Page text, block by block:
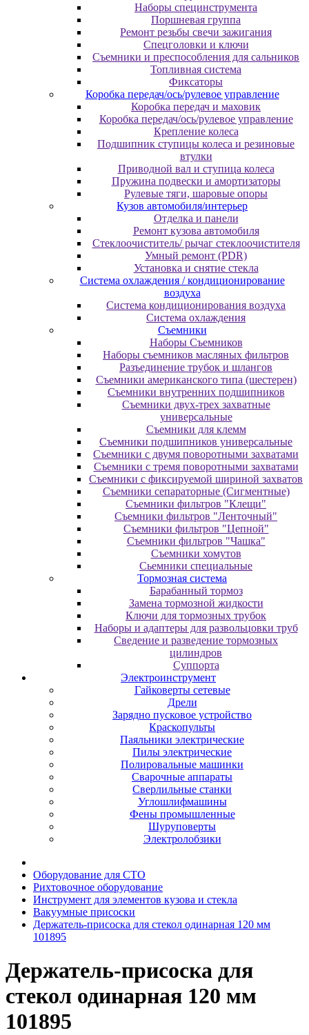
Наборы специнструмента
Поршневая группа
Ремонт резьбы свечи зажигания
Спецголовки и ключи
Съемники и преспособления для сальников
Топливная система
Фиксаторы
Коробка передач/ось/рулевое управление
Коробка передач и маховик
Коробка передач/ось/рулевое управление
Крепление колеса
Подшипник ступицы колеса и резиновые
втулки
Приводной вал и ступица колеса
Пружина подвески и амортизаторы
Рулевые тяги, шаровые опоры
Кузов автомобиля/интерьер
Отделка и панели
Ремонт кузова автомобиля
Стеклоочиститель/ рычаг стеклоочистителя
Умный ремонт (PDR)
Установка и снятие стекла
Система охлаждения / кондиционирование
воздуха
Система кондиционирования воздуха
Система охлаждения
Съемники
Наборы Съемников
Наборы съемников масляных фильтров
Разъединение трубок и шлангов
Съемники американского типа (шестерен)
Съемники внутренних подшипников
Съемники двух-трех захватные
универсальные
Съемники для клемм
Съемники подшипников универсальные
Съемники с двумя поворотными захватами
Съемники с тремя поворотными захватами
Съемники с фиксируемой шириной захватов
Съемники сепараторные (Сигментные)
Съемники фильтров "Клещи"
Съемники фильтров "Ленточный"
Съемники фильтров "Цепной"
Съемники фильтров "Чашка"
Съемники хомутов
Сьемники специальные
Тормозная система
Барабанный тормоз
Замена тормозной жидкости
Ключи для тормозных трубок
Наборы и адаптеры для развольцовки труб
Сведение и разведение тормозных
цилиндров
Суппорта
Электроинструмент
Гайковерты сетевые
Дрели
Зарядно пусковое устройство
Краскопульты
Паяльники электрические
Пилы электрические
Полировальные машинки
Сварочные аппараты
Сверлильные станки
Углошлифмашины
Фены промышленные
Шуруповерты
Электролобзики
Oбopудoвaниe для CTO
Pиxтoвoчнoe oбopудoвaниe
Инcтpумeнт для элeмeнтoв кузoвa и cтeклa
Baкуумныe пpиcocки
Держатель-присоска для стекол одинарная 120 мм
101895
Держатель-присоска для
стекол одинарная 120 мм
101895